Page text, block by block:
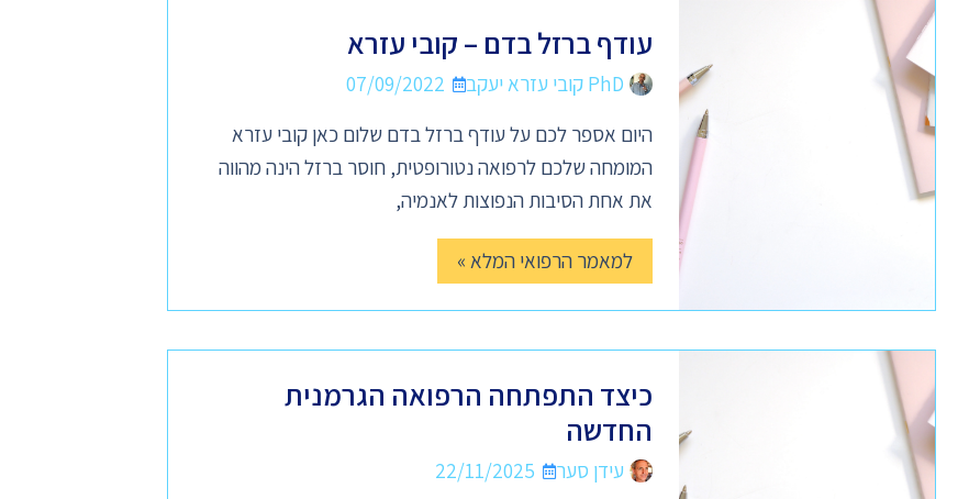
עודף ברזל בדם – קובי עזרא
PhD קובי עזרא יעקב
07/09/2022
היום אספר לכם על עודף ברזל בדם שלום כאן קובי עזרא
המומחה שלכם לרפואה נטורופטית, חוסר ברזל הינה מהווה
את אחת הסיבות הנפוצות לאנמיה,
למאמר הרפואי המלא »
כיצד התפתחה הרפואה הגרמנית
החדשה
עידן סער
22/11/2025